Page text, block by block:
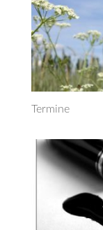
Termine